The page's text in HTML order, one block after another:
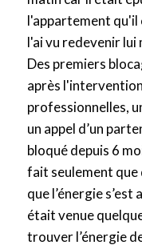
l'appartement qu'il
l'ai vu redevenir
Des premiers
après
professionnelles,
un appel d’un
bloqué depuis 6
fait seulement que
que l’énergie
était venue
trouver l’énergie